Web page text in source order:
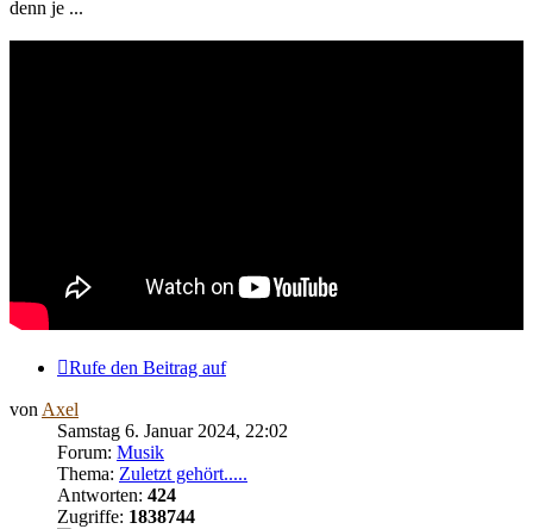
denn je ...
Rufe den Beitrag auf
von Axel
Samstag 6. Januar 2024, 22:02
Forum: Musik
Thema: Zuletzt gehört.....
Antworten: 424
Zugriffe: 1838744